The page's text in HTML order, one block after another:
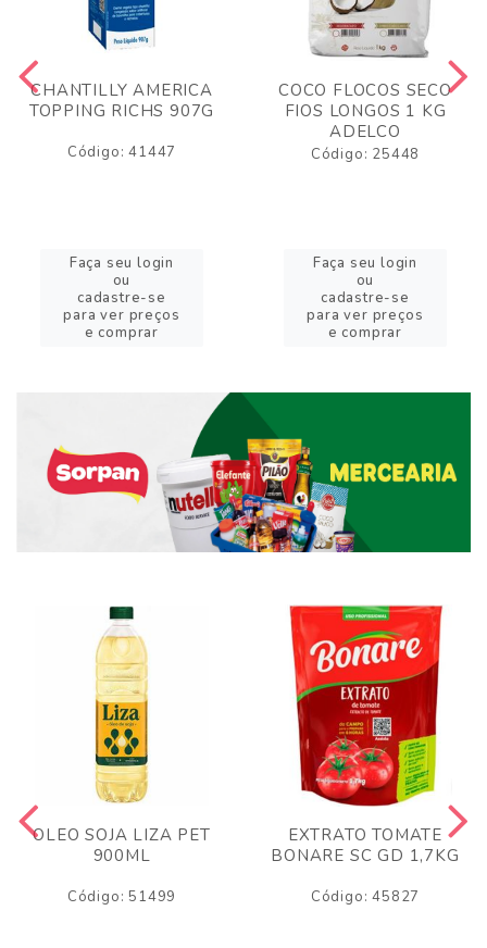
CHANTILLY AMERICA
TOPPING RICHS 907G
Código: 41447
Faça seu login
ou
cadastre-se
para ver preços
e comprar
COCO FLOCOS SECO
FIOS LONGOS 1 KG
ADELCO
Código: 25448
Faça seu login
ou
cadastre-se
para ver preços
e comprar
OLEO SOJA LIZA PET
900ML
Código: 51499
EXTRATO TOMATE
BONARE SC GD 1,7KG
Código: 45827